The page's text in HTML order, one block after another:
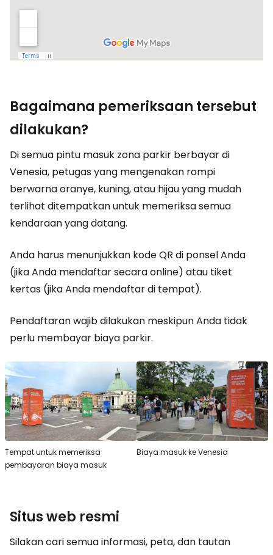
Bagaimana pemeriksaan tersebut
dilakukan?
Di semua pintu masuk zona parkir berbayar di
Venesia, petugas yang mengenakan rompi
berwarna oranye, kuning, atau hijau yang mudah
terlihat ditempatkan untuk memeriksa semua
kendaraan yang datang.
Anda harus menunjukkan kode QR di ponsel Anda
(jika Anda mendaftar secara online) atau tiket
kertas (jika Anda mendaftar di tempat).
Pendaftaran wajib dilakukan meskipun Anda tidak
perlu membayar biaya parkir.
Tempat untuk memeriksa
pembayaran biaya masuk
Biaya masuk ke Venesia
Situs web resmi
Silakan cari semua informasi, peta, dan tautan